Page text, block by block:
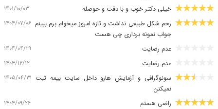
خیلی دکتر خوب و با دقت و حوصله ۱۴۰۱/۱۰/۰۳
رحم شکل طبیعی نداشت و تازه امروز میخوام برم ببینم
جواب نمونه برداری چی هست
۱۴۰۴/۰۷/۰۶
عدم رضایت ۱۴۰۴/۰۴/۲۹
عدم رضایت ۱۴۰۳/۱۲/۱۲
سونوگرافی و آزمایش هارو داخل سایت بیمه ثبت
نمیکنن
۱۴۰۵/۰۴/۳۱
راضی هستم ۱۴۰۴/۰۹/۲۶